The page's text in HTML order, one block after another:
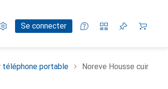
client
Se connecter
de comparaison
d'envies
téléphone portable Noreve Housse cuir